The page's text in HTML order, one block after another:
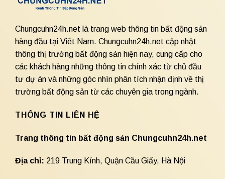
Chungcuhn24h.net là trang web thông tin bất động sản
hàng đầu tại Việt Nam. Chungcuhn24h.net cập nhật
thông thị trường bất động sản hiện nay, cung cấp cho
các khách hàng những thông tin chính xác từ chủ đầu
tư dự án và những góc nhìn phân tích nhận định về thị
trường bất động sản từ các chuyên gia trong ngành.
THÔNG TIN LIÊN HỆ
Trang thông tin bất động sản Chungcuhn24h.net
Địa chỉ: 219 Trung Kính, Quận Cầu Giấy, Hà Nội